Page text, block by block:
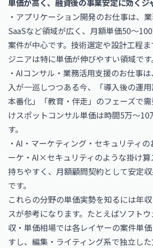
単価が高く、融資後の事業安定に効くジ
・ アプリケーション開発のお仕事は、
SaaSなど領域が広く、月額単価50〜
案件が中心です。技術選定や設計工程
ジニアは特に単価が伸びやすい領域です
・ AIコンサル・業務活用支援のお仕事
入が一巡しつつある今、「導入後の運
本番化」「教育・伴走」のフェーズで
けスポットコンサル単価は時間5万〜10
す。
・ AI・マーケティング・セキュリティの
ーケ・AI×セキュリティのような掛け算
持ちやすく、月額顧問契約として安定
です。
これらの分野の単価実勢を知るには年
スが参考になります。たとえばソフト
収・単価相場では各レイヤーの案件単
すし、編集・ライティング系で独立し